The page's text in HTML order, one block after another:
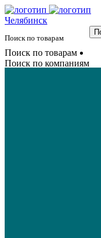
Челябинск
Поиск по товарам
Поиск по товарам
Поиск по компаниям